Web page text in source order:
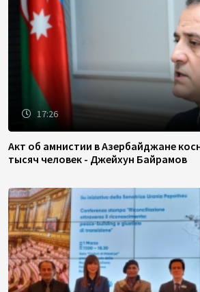
17:26
Акт об амнистии в Азербайджане
тысяч человек - Джейхун Байрамов